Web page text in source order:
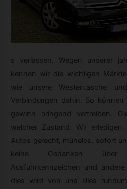
s verlassen. Wegen unserer
kennen wir die wichtigen
wie unsere Westentasche
Verbindungen dahin. So
gewinn bringend vertreiben.
welcher Zustand. Wir
Autos gerecht, mühelos, sofort
keine Gedanken über
Ausfuhrkennzeichen und
dies wird von uns alles